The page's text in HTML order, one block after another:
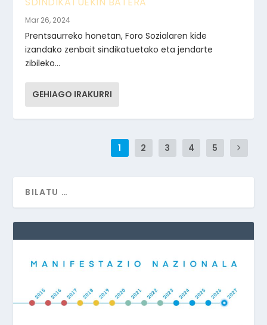
Mar 26, 2024
Prentsaurreko honetan, Foro Sozialaren kide
izandako zenbait sindikatuetako eta jendarte
zibileko...
GEHIAGO IRAKURRI
1 2 3 4 5